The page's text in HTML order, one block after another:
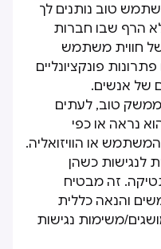
טוב נותנים לך
הרף שבו חברות
חווית משתמש
פונקציונליים
של אנשים.
טוב, לעתים
נראה או כפי
או הוויזואליה.
לנגישות כשהן
זה מבטיח
והנאה כללית
משימות נגישות